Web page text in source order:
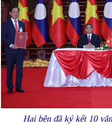
Hai bên đã ký kết 10